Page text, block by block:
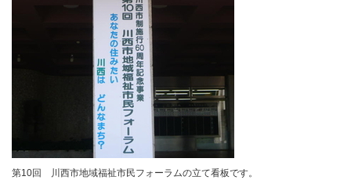
第10回 川西市地域福祉市民フォーラムの立て看板です。